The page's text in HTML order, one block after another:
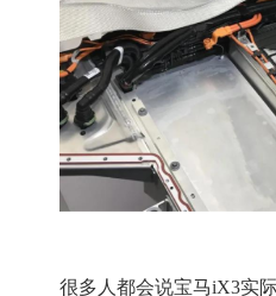
很多人都会说宝马iX3实